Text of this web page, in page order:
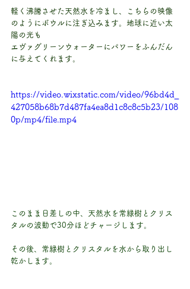
軽く沸騰させた天然水を冷まし、こちらの映像
のようにボウルに注ぎ込みます。地球に近い太
陽の光も
エヴァグリーンウォーターにパワーをふんだん
に与えてくれます。
https://video.wixstatic.com/video/96bd4d_
427058b68b7d487fa4ea8d1c8c8c5b23/108
0p/mp4/file.mp4
このまま日差しの中、天然水を常緑樹とクリス
タルの波動で30分ほどチャージします。
その後、常緑樹とクリスタルを水から取り出し
乾かします。